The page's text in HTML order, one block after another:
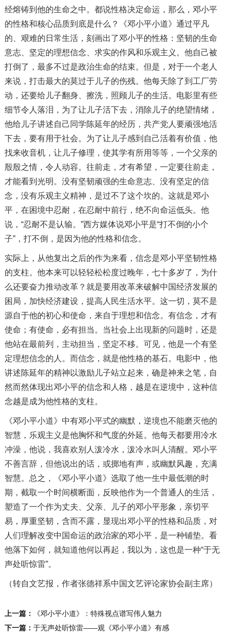
经熔铸到他的生命之中。都说性格决定命运，那么，邓小平
的性格和核心品质到底是什么？《邓小平小道》通过平凡
的、艰难的日常生活，刻画出了邓小平的性格：坚韧的生命
意志、坚定的理想信念、求实的作风和乐观主义。他自己被
打倒了，最多不过是政治生命的结束。但是，对于一个老人
来说，打击最大的莫过于儿子的伤残。他每天除了到工厂劳
动，还要给儿子翻身、擦洗，照顾儿子的生活。电影里有些
细节令人落泪，为了让儿子活下去，消除儿子的绝望情绪，
他给儿子讲述自己同学陈延年的经历，共产党人要顽强地活
下去，要有用于社会。为了让儿子感到自己活着有价值，他
找来收音机，让儿子修理，使其学有所用等等，一个父亲的
殷殷之情，令人动容。往前走，才有希望，一定要往前走，
才能看到光明。没有坚韧顽强的生命意志、没有坚定的信
念，没有乐观主义精神，是过不了这个坎的。这就是邓小
平，在困境中忍耐，在忍耐中前行，绝不向命运低头。他
说，“忍耐不是认输。”西方媒体说邓小平是“打不倒的小个
子”，打不倒，是因为他的性格和信念。
实际上，从他复出之后的作为来看，信念是邓小平坚韧性格
的支柱。他本来可以轻轻松松度过晚年，七十多岁了，为什
么还要奋力推动改革？就是要用改革来破解中国经济发展的
困局，加快经济建设，提高人民生活水平。这一切，莫不是
源自于他的初心和使命，来自于理想和信念。有信念，才有
使命；有使命，必有担当。当社会上出现新的问题时，还是
他站在最前列，主动担当，坚定不移。可见，他是一个有坚
定理想信念的人。而信念，就是他性格的基石。电影中，他
讲述陈延年的精神以激励儿子站立起来，确是神来之笔，自
然而然体现出邓小平的信念和人格，越是在逆境中，这种信
念越是成为他性格的支柱。
《邓小平小道》中有邓小平式的幽默，逆境也不能磨灭他的
智慧，乐观主义是他胸怀和气度的外延。他每天都要用冷水
冲澡，他说，我喜欢别人泼冷水，泼冷水叫人清醒。邓小平
不善言辞，但他说出的话，或掷地有声，或幽默风趣，充满
智慧。总之，《邓小平小道》选取了他一生中最低潮的时
期，截取一个时间横断面，反映他作为一个普通人的生活，
塑造了一个作为丈夫、父亲、儿子的邓小平形象，亲切平
易，厚重坚韧，含而不露，显现出邓小平的性格和品质，对
人们理解改变中国命运的政治家的邓小平，是一种铺垫。看
他落下如何，就知道他何以再起，我以为，这也是一种“于无
声处听惊雷”。
（转自文艺报，作者张德祥系中国文艺评论家协会副主席）
上一篇：
《邓小平小道》：特殊视点谱写伟人魅力
下一篇： 于无声处听惊雷——观《邓小平小道》有感